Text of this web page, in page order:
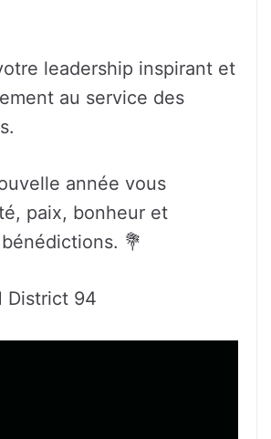
leadership inspirant et
au service des
année vous
paix, bonheur et
💐
District 94